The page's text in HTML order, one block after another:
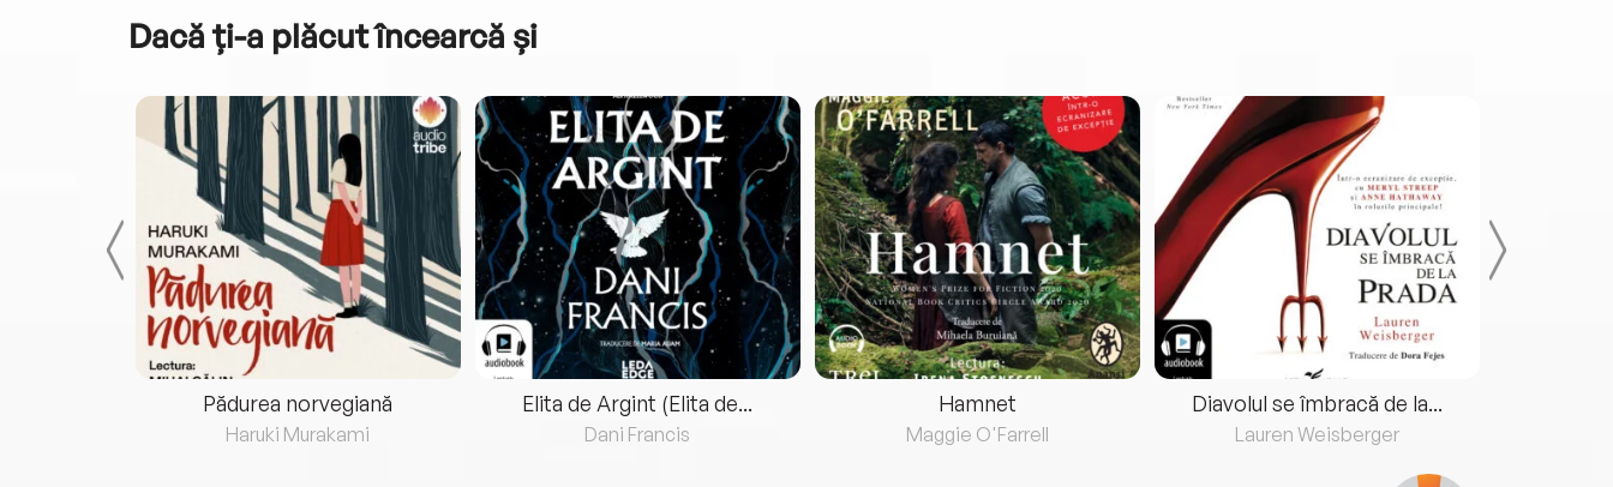
Dacă ți-a plăcut încearcă și
Pădurea norvegiană
Haruki Murakami
Elita de Argint (Elita de...
Dani Francis
Hamnet
Maggie O'Farrell
Diavolul se îmbracă de la...
Lauren Weisberger